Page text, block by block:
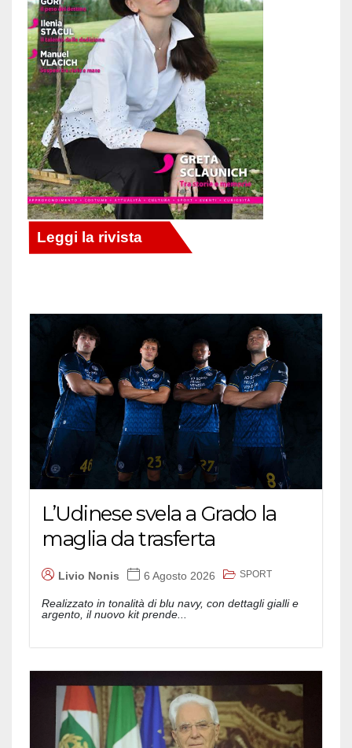
L’Udinese svela a Grado la
maglia da trasferta
Livio Nonis 6 Agosto 2026 SPORT
Realizzato in tonalità di blu navy, con dettagli gialli e
argento, il nuovo kit prende...